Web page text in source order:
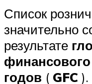
Список
значительно
результате
финансового
годов ( GFC ).